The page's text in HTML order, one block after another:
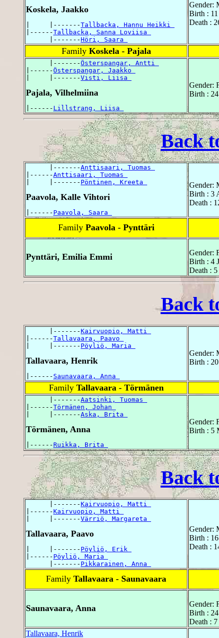
Koskela, Jaakko
|     |-------Tallbacka, Hannu Heikki
|------Tallbacka, Sanna Loviisa
      |-------
Höri, Saara
Gender:
Birth :
Death :
Family Koskela - Pajala
      |-------
Österspangar, Antti
|------Österspangar, Jaakko
|     |-------Visti, Liisa
Pajala, Vilhelmiina
|------ Lillstrang, Liisa
Gender:
Birth :
Back
      |-------
Anttisaari, Tuomas
|------Anttisaari, Tuomas
|     |------- Pöntinen, Kreeta
Paavola, Kalle Vihtori
|------ Paavola, Saara
Gender:
Birth : 3
Death :
Family Paavola - Pynttäri
Pynttäri, Emilia Emmi
Gender:
Birth : 4
Death :
Back
      |-------
Kairvuopio, Matti
|------Tallavaara, Paavo
|     |------- Pöyliö, Maria
Tallavaara, Henrik
|------ Saunavaara, Anna
Gender:
Birth :
Family Tallavaara - Törmänen
      |-------
Aatsinki, Tuomas
|------Törmänen, Johan
|     |-------Aska, Brita
Törmänen, Anna
|------Ruikka, Brita
Gender:
Birth : 5
Back
      |-------
Kairvuopio, Matti
|------Kairvuopio, Matti
|     |-------Värriö, Margareta
Tallavaara, Paavo
|     |------- Pöyliö, Erik
|------ Pöyliö, Maria
      |-------
Pikkarainen, Anna
Gender:
Birth :
Death :
Family Tallavaara - Saunavaara
Saunavaara, Anna
Gender:
Birth :
Death :
Tallavaara, Henrik